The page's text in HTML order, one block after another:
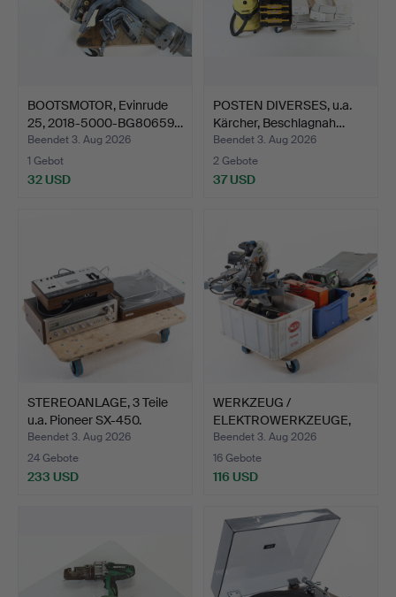
BOOTSMOTOR, Evinrude
25, 2018-5000-BG80659…
Beendet 3. Aug 2026
1 Gebot
32 USD
POSTEN DIVERSES, u.a.
Kärcher, Beschlagnah…
Beendet 3. Aug 2026
2 Gebote
37 USD
STEREOANLAGE, 3 Teile
u.a. Pioneer SX-450.
Beendet 3. Aug 2026
24 Gebote
233 USD
WERKZEUG /
ELEKTROWERKZEUGE,
ein Posten.
Beendet 3. Aug 2026
16 Gebote
116 USD